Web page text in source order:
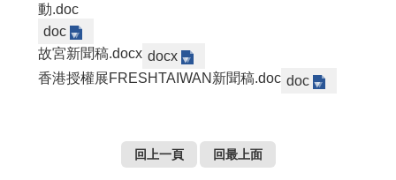
動.doc
doc
故宮新聞稿.docx docx
香港授權展FRESHTAIWAN新聞稿.doc doc
回上一頁 回最上面